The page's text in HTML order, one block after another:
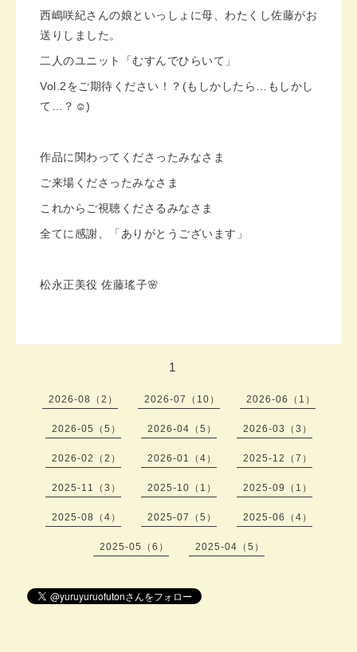
西嶋咲紀さんの娘といっしょに母、わたくし佐藤がお
送りしました。
二人のユニット「むすんでひらいて」
Vol.2をご期待ください！？(もしかしたら…もしかし
て…？☺️)
作品に関わってくださったみなさま
ご来場くださったみなさま
これからご視聴くださるみなさま
全てに感謝、「ありがとうございます」
松永正美役 佐藤瑤子🌸
1
2026-08（2） 2026-07（10） 2026-06（1）
2026-05（5） 2026-04（5） 2026-03（3）
2026-02（2） 2026-01（4） 2025-12（7）
2025-11（3） 2025-10（1） 2025-09（1）
2025-08（4） 2025-07（5） 2025-06（4）
2025-05（6） 2025-04（5）